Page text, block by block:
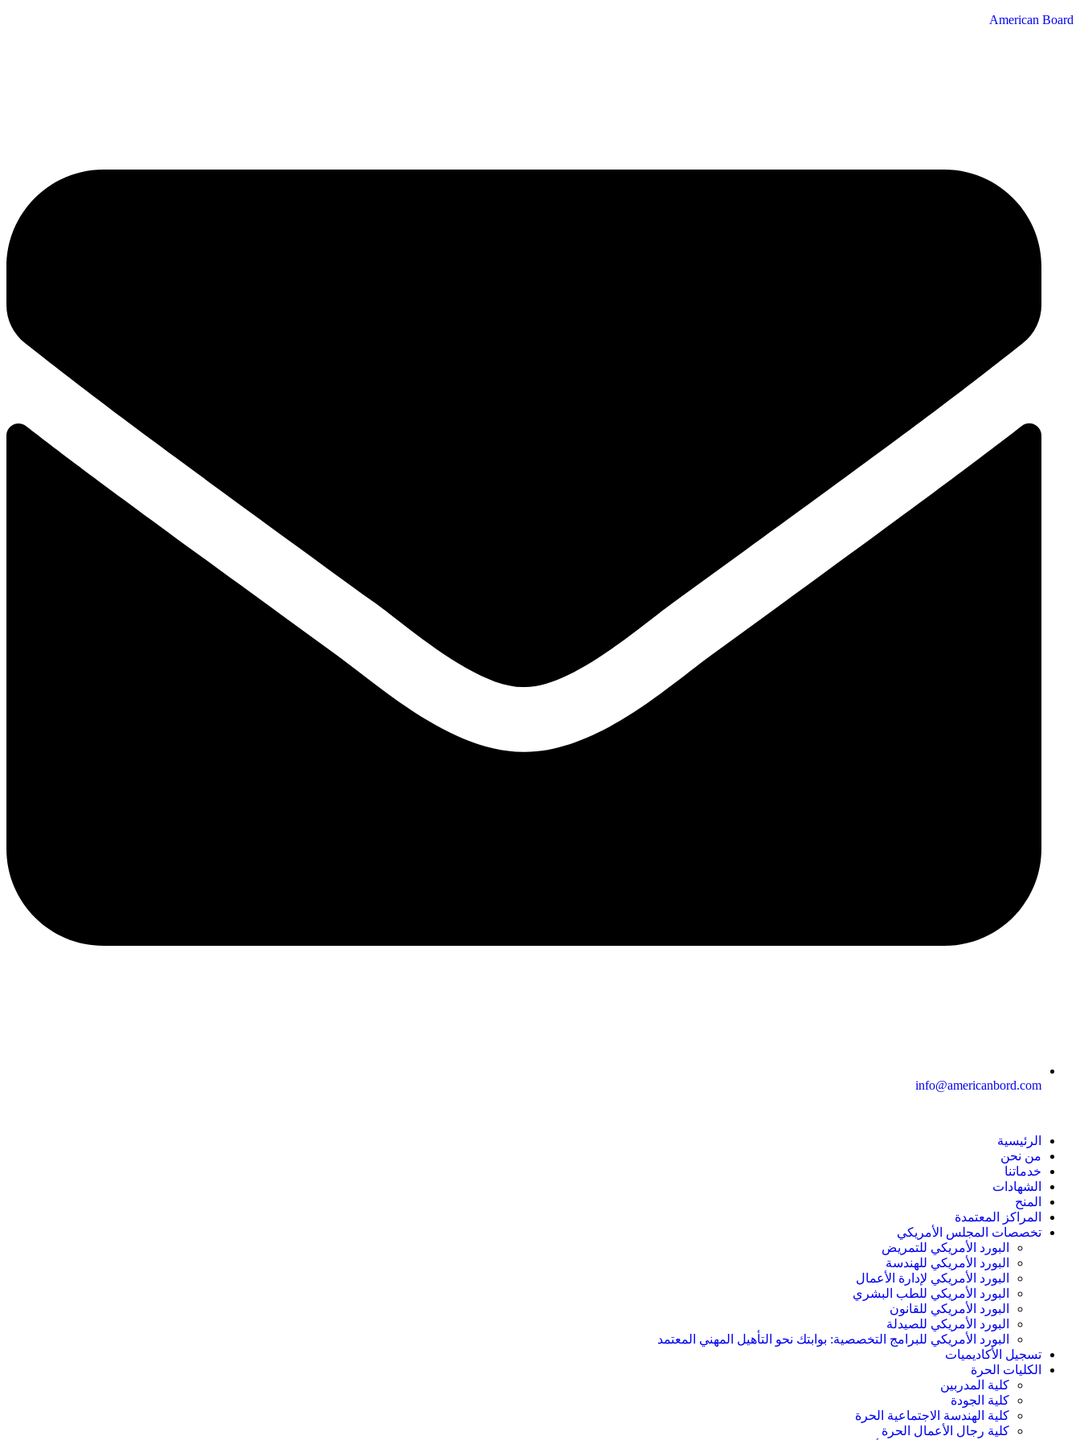
American Board
info@americanbord.com
الرئيسية
من نحن
خدماتنا
الشهادات
المنح
المراكز المعتمدة
تخصصات المجلس الأمريكي
البورد الأمريكي للتمريض
البورد الأمريكي للهندسة
البورد الأمريكي لإدارة الأعمال
البورد الأمريكي للطب البشري
البورد الأمريكي للقانون
البورد الأمريكي للصيدلة
البورد الأمريكي للبرامج التخصصية: بوابتك نحو التأهيل المهني المعتمد
تسجيل الأكاديميات
الكليات الحرة
كلية المدربين
كلية الجودة
كلية الهندسة الاجتماعية الحرة
كلية رجال الأعمال الحرة